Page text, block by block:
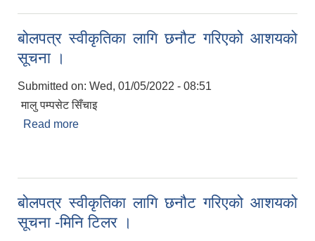
बोलपत्र स्वीकृतिका लागि छनौट गरिएको आशयको
सूचना ।
Submitted on: Wed, 01/05/2022 - 08:51
मालु पम्पसेट सिँचाइ
Read more
बोलपत्र स्वीकृतिका लागि छनौट गरिएको आशयको
सूचना -मिनि टिलर ।